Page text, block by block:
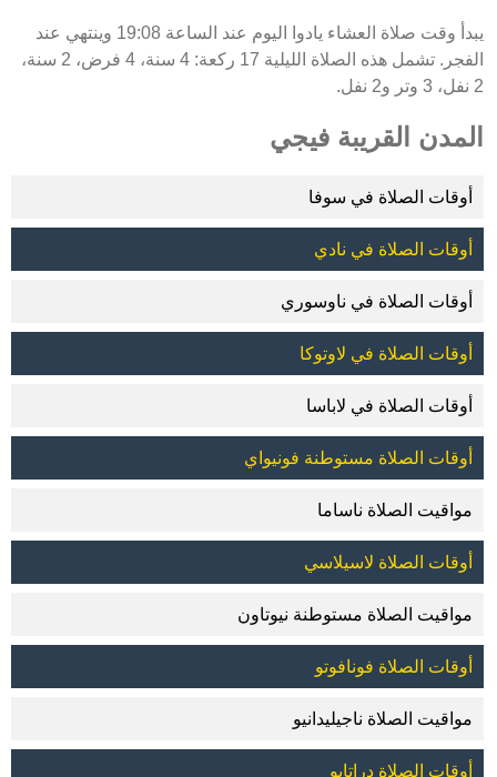
يبدأ وقت صلاة العشاء يادوا اليوم عند الساعة 19:08 وينتهي عند
الفجر. تشمل هذه الصلاة الليلية 17 ركعة: 4 سنة، 4 فرض، 2 سنة،
2 نفل، 3 وتر و2 نفل.
المدن القريبة فيجي
أوقات الصلاة في سوفا
أوقات الصلاة في نادي
أوقات الصلاة في ناوسوري
أوقات الصلاة في لاوتوكا
أوقات الصلاة في لاباسا
أوقات الصلاة مستوطنة فونيواي
مواقيت الصلاة ناساما
أوقات الصلاة لاسيلاسي
مواقيت الصلاة مستوطنة نيوتاون
أوقات الصلاة فونافوتو
مواقيت الصلاة ناجيليدانيو
أوقات الصلاة دراتابو